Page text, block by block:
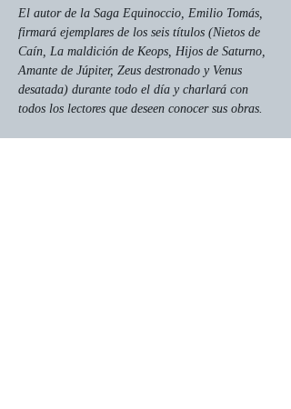
El autor de la Saga Equinoccio, Emilio Tomás,
firmará ejemplares de los seis títulos (Nietos de
Caín, La maldición de Keops, Hijos de Saturno,
Amante de Júpiter, Zeus destronado y Venus
desatada) durante todo el día y charlará con
todos los lectores que deseen conocer sus obras.